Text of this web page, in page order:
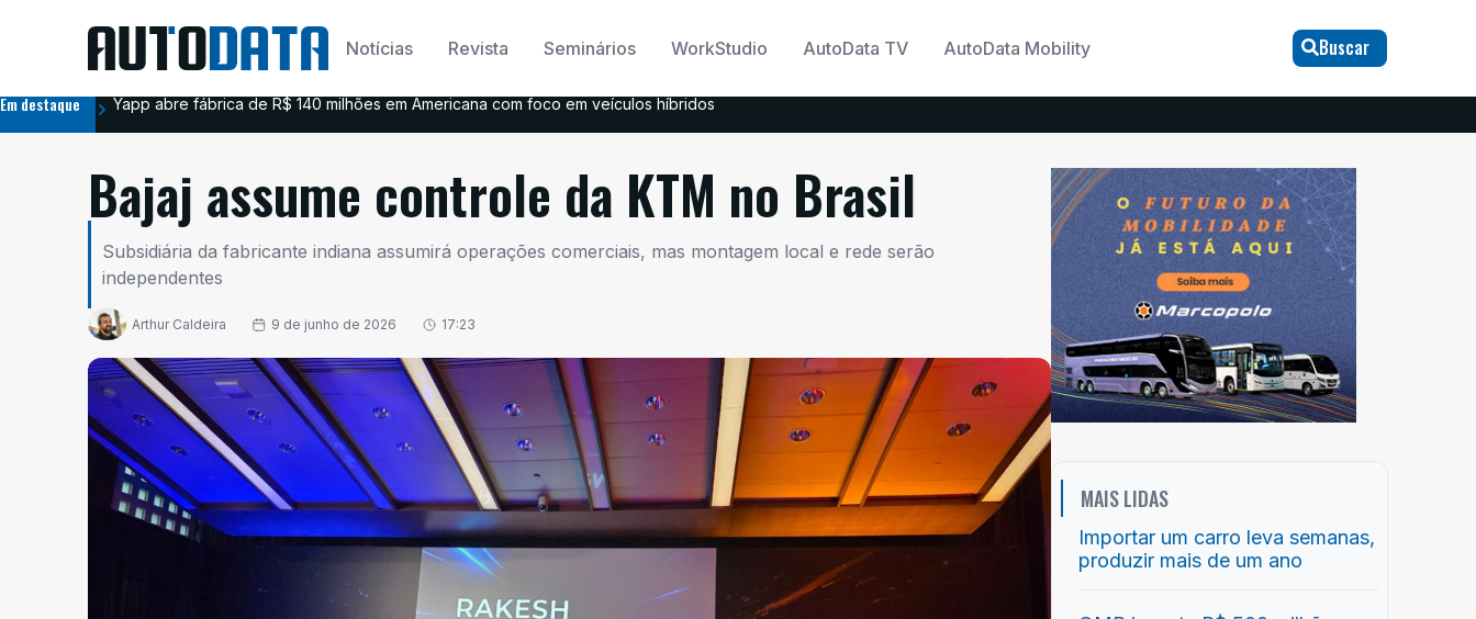
Notícias Revista Seminários WorkStudio AutoData TV AutoData Mobility Buscar
Em destaque Yapp abre fábrica de R$ 140 milhões em Americana com foco em veículos híbridos
Bajaj assume controle da KTM no Brasil
Subsidiária da fabricante indiana assumirá operações comerciais, mas montagem local e rede serão
independentes
Arthur Caldeira 9 de junho de 2026 17:23
MAIS LIDAS
Importar um carro leva semanas,
produzir mais de um ano